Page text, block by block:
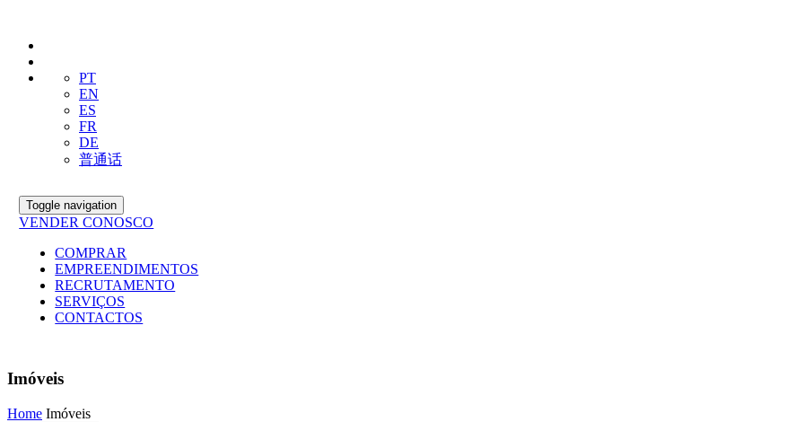
PT
EN
ES
FR
DE
普通话
Toggle navigation
VENDER CONOSCO
COMPRAR
EMPREENDIMENTOS
RECRUTAMENTO
SERVIÇOS
CONTACTOS
Imóveis
Home Imóveis